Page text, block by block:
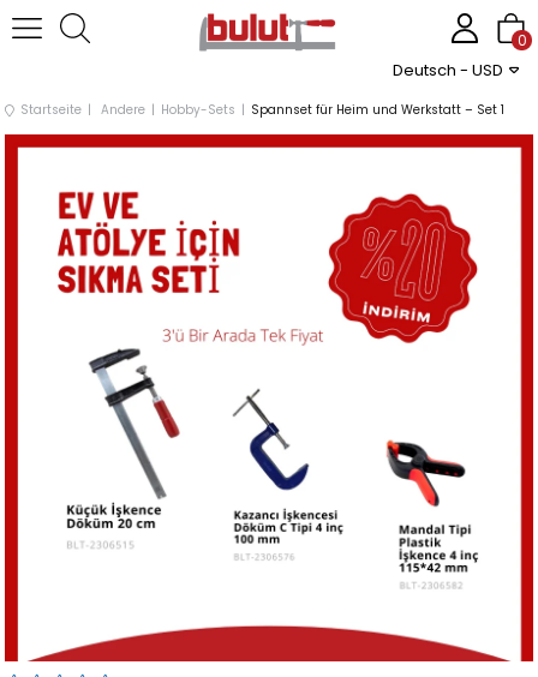
Deutsch - USD
0
Startseite Andere Hobby-Sets Spannset für Heim und Werkstatt – Set 1